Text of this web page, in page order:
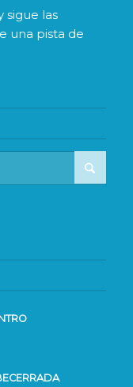
sigue las
una pista de